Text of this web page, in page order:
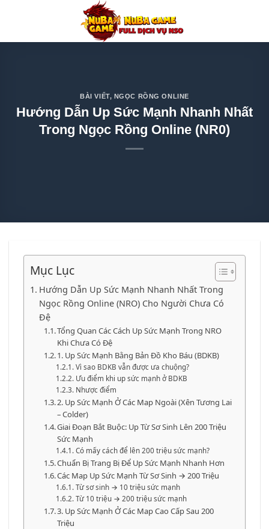
nội
BÀI VIẾT, NGỌC RỒNG ONLINE
Hướng Dẫn Up Sức Mạnh Nhanh Nhất
Trong Ngọc Rồng Online (NR0)
Mục Lục
Hướng Dẫn Up Sức Mạnh Nhanh Nhất Trong
Ngọc Rồng Online (NRO) Cho Người Chưa Có
Đệ
Tổng Quan Các Cách Up Sức Mạnh Trong NRO
Khi Chưa Có Đệ
1. Up Sức Mạnh Bằng Bản Đồ Kho Báu (BDKB)
Vì sao BDKB vẫn được ưa chuộng?
Ưu điểm khi up sức mạnh ở BDKB
Nhược điểm
2. Up Sức Mạnh Ở Các Map Ngoài (Xên Tương Lai
– Colder)
Giai Đoạn Bắt Buộc: Up Từ Sơ Sinh Lên 200 Triệu
Sức Mạnh
Có mấy cách để lên 200 triệu sức mạnh?
Chuẩn Bị Trang Bị Để Up Sức Mạnh Nhanh Hơn
Các Map Up Sức Mạnh Từ Sơ Sinh → 200 Triệu
Từ sơ sinh → 10 triệu sức mạnh
Từ 10 triệu → 200 triệu sức mạnh
3. Up Sức Mạnh Ở Các Map Cao Cấp Sau 200
Triệu